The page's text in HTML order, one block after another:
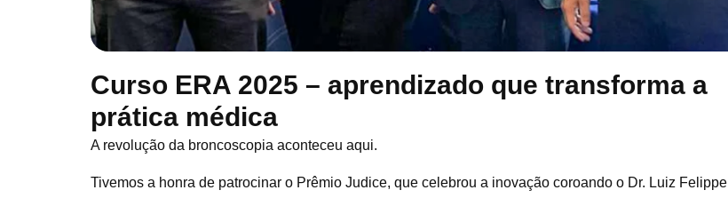
Curso ERA 2025 – aprendizado que transforma a
prática médica
A revolução da broncoscopia aconteceu aqui.
Tivemos a honra de patrocinar o Prêmio Judice, que celebrou a inovação coroando o Dr. Luiz Felippe